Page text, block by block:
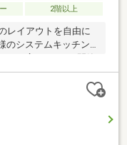
2階以上
レイアウトを自由に
のシステムキッチン
です○小学校は徒歩
心の通学距離です○
い忘れや深夜のお買
のワンストップサー
ォーム、ローンに関
リフォーム費用もま